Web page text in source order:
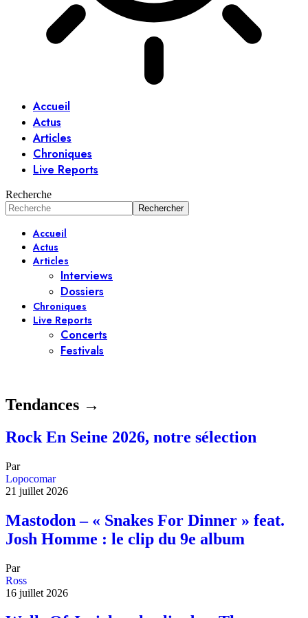
Accueil
Actus
Articles
Chroniques
Live Reports
Recherche
Accueil
Actus
Articles
Interviews
Dossiers
Chroniques
Live Reports
Concerts
Festivals
Tendances →
Rock En Seine 2026, notre sélection
Par
Lopocomar
21 juillet 2026
Mastodon – « Snakes For Dinner » feat.
Josh Homme : le clip du 9e album
Par
Ross
16 juillet 2026